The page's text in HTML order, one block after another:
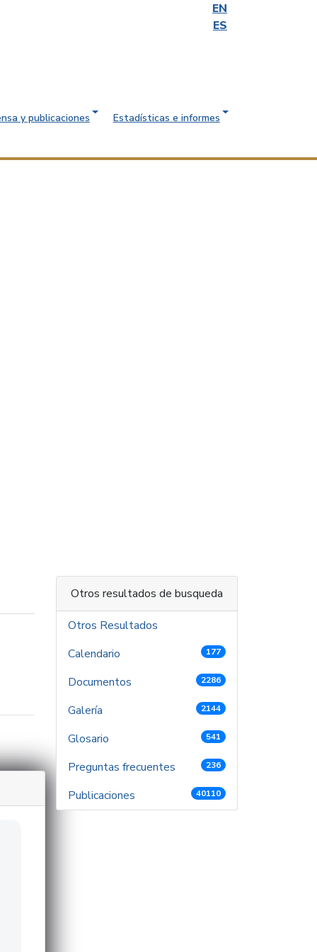
EN
ES
y publicaciones Estadísticas e informes
Otros resultados de busqueda
Otros Resultados
Calendario
177
Documentos 2286
Galería 2144
Glosario 541
Preguntas frecuentes 236
Publicaciones 40110